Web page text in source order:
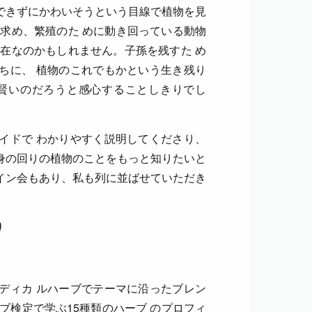
ずにかわいそうという目線で植物を見
め、繁殖のた めに動き回っている動物
なのかもしれません。子孫を残すた め
に、 植物のこれでもかという生き残り
のだろうと感心することしきりでし
で わかりやすく説明してくださり、
回りの植物のことをもっと知りたいと
会もあり、私も列に並ばせていただき
ィカ ルハーブでテーマに沿ったブレン
検定で学ぶ15種類のハーブ のプロフィ